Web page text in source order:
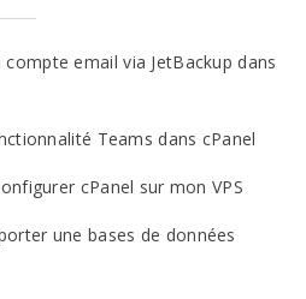
email via JetBackup dans
Teams dans cPanel
cPanel sur mon VPS
une bases de données